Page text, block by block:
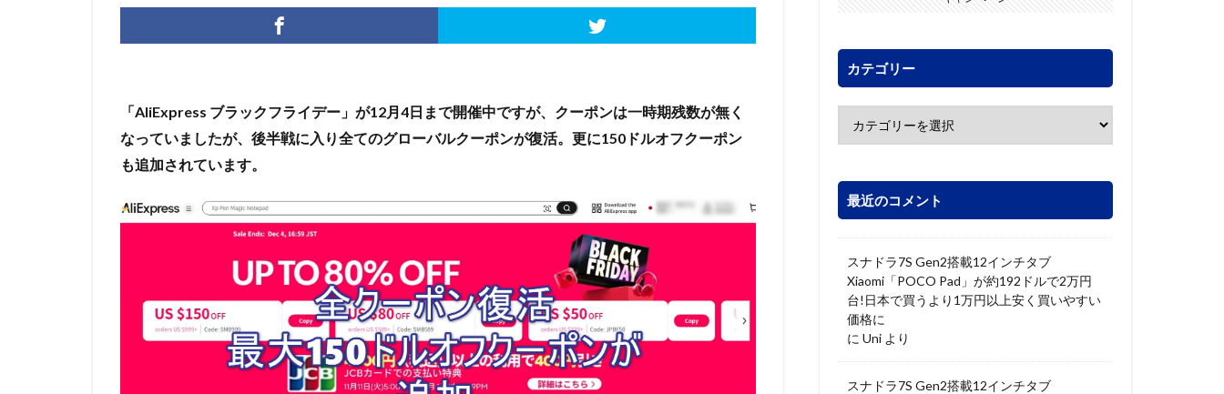
「AliExpress ブラックフライデー」が12月4日まで開催中ですが、クーポンは一時期残数が無く
なっていましたが、後半戦に入り全てのグローバルクーポンが復活。更に150ドルオフクーポン
も追加されています。
カテゴリー
最近のコメント
スナドラ7S Gen2搭載12インチタブ
Xiaomi「POCO Pad」が約192ドルで2万円
台!日本で買うより1万円以上安く買いやすい
価格に
に Uni より
スナドラ7S Gen2搭載12インチタブ